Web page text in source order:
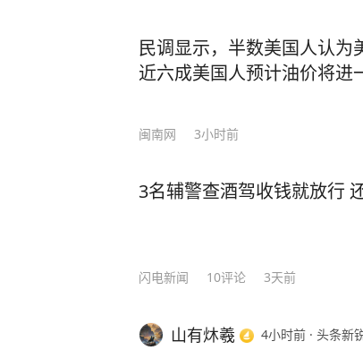
许三多，一个人独守军营半年
平凡的小事做好，就是不平凡。 他一个人跑步，一个人修炼自己的内心与意志，
造了优良的品格。最终被成为了最
们，会更加明确自己的人生目
人而活，而是勇敢地追随自己内心的声音。 就像莫言，在面
事，最终凭借着自己的坚持和
是有价值的，他的智慧靠一
的人》，莫言将自己大半辈子
和各种社会现象都融入其中，
民调显示，半数美国人认为
近六成美国人预计油价将进
闽南网 3小时前
3名辅警查酒驾收钱就放行
闪电新闻 10评论 3天前
山有炑羲 4小时前 · 头条新